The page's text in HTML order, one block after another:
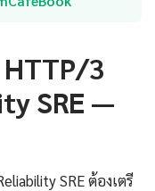
3
SRE —
SRE ต้องเตรี